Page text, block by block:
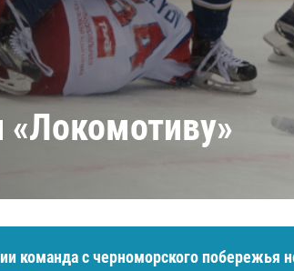
«Локомотиву»
команда с черноморского побережья